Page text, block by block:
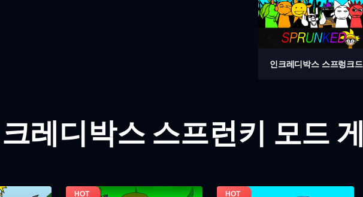
인크레디박스 스프렁크드
레디박스 스프런키 모드